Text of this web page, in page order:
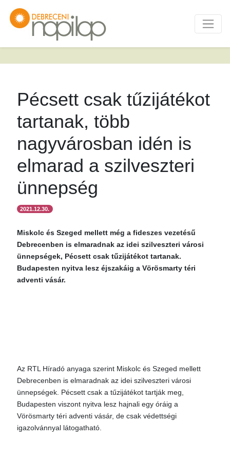
Pécsett csak tűzijátékot
tartanak, több
nagyvárosban idén is
elmarad a szilveszteri
ünnepség
2021.12.30.
Miskolc és Szeged mellett még a fideszes vezetésű
Debrecenben is elmaradnak az idei szilveszteri városi
ünnepségek, Pécsett csak tűzijátékot tartanak.
Budapesten nyitva lesz éjszakáig a Vörösmarty téri
adventi vásár.
Az RTL Híradó anyaga szerint Miskolc és Szeged mellett
Debrecenben is elmaradnak az idei szilveszteri városi
ünnepségek. Pécsett csak a tűzijátékot tartják meg,
Budapesten viszont nyitva lesz hajnali egy óráig a
Vörösmarty téri adventi vásár, de csak védettségi
igazolvánnyal látogatható.